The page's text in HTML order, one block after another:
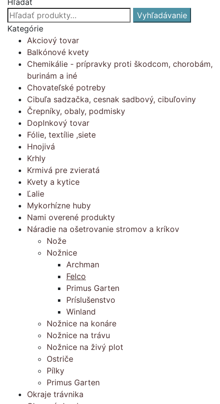
Hľadať
Hľadať:
Vyhľadávanie
Kategórie
Akciový tovar
Balkónové kvety
Chemikálie - prípravky proti škodcom, chorobám,
burinám a iné
Chovateľské potreby
Cibuľa sadzačka, cesnak sadbový, cibuľoviny
Črepníky, obaly, podmisky
Doplnkový tovar
Fólie, textílie ,siete
Hnojivá
Krhly
Krmivá pre zvieratá
Kvety a kytice
Ľalie
Mykorhízne huby
Nami overené produkty
Náradie na ošetrovanie stromov a kríkov
Nože
Nožnice
Archman
Felco
Primus Garten
Príslušenstvo
Winland
Nožnice na konáre
Nožnice na trávu
Nožnice na živý plot
Ostriče
Pílky
Primus Garten
Okraje trávnika